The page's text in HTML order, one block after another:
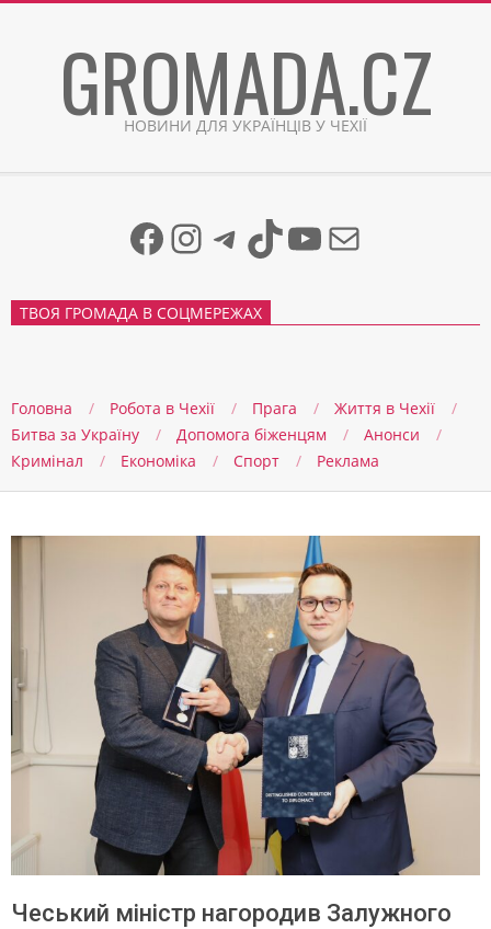
GROMADA.CZ
НОВИНИ ДЛЯ УКРАЇНЦІВ У ЧЕХІЇ
Facebook
Instagram
Telegram
TikTok
YouTube
Mail
ТВОЯ ГРОМАДА В СОЦМЕРЕЖАХ
Головна Робота в Чехії Прага
Життя в Чеxії
Битва за Україну
Допомога біженцям
Анонси
Кримінал
Економіка Спорт Реклама
Чеський міністр нагородив Залужного